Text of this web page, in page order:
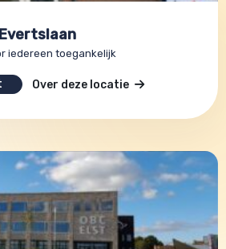
iedereen toegankelijk
Over deze locatie